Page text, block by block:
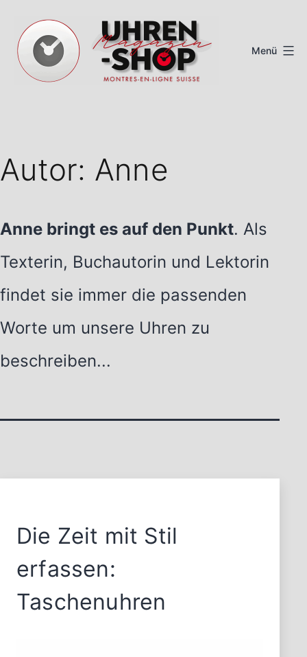
Inhalt
springen
Menü
Autor: Anne
Anne bringt es auf den Punkt. Als
Texterin, Buchautorin und Lektorin
findet sie immer die passenden
Worte um unsere Uhren zu
beschreiben...
Die Zeit mit Stil
erfassen:
Taschenuhren